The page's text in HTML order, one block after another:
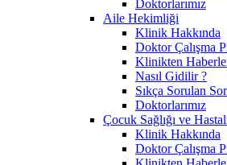
Doktorlarımız
Aile Hekimliği
Klinik Hakkında
Doktor Çalışma
Klinikten
Nasıl Gidilir ?
Sıkça Sorulan
Doktorlarımız
Çocuk Sağlığı ve
Klinik Hakkında
Doktor Çalışma